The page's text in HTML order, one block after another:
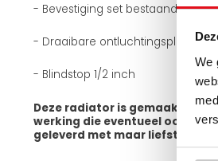
We
- Bevestiging set bestaande uit
- Draaibare ontluchtingsplug 1/2
- Blindstop 1/2 inch
Deze radiator is gemaakt van
werking die eventueel ook
geleverd met maar liefst 10